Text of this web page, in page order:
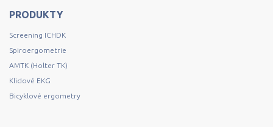
PRODUKTY
Screening ICHDK
Spiroergometrie
AMTK (Holter TK)
Klidové EKG
Bicyklové ergometry